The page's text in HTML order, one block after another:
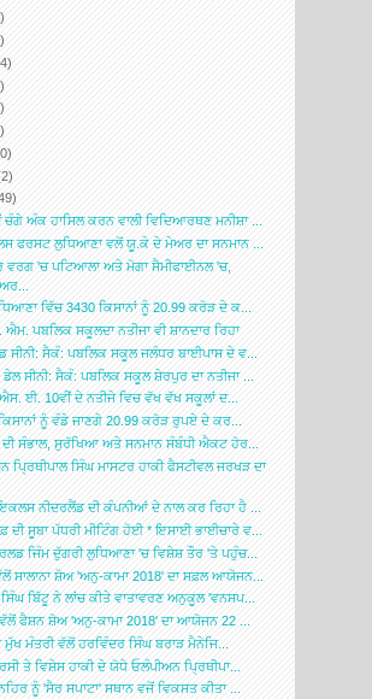
ਚੰਗੇ ਅੰਕ ਹਾਸਿਲ ਕਰਨ ਵਾਲੀ ਵਿਦਿਆਰਥਣ ਮਨੀਸ਼ਾ ...
ਫਰਸਟ ਲੁਧਿਆਣਾ ਵਲੋਂ ਯੂ.ਕੇ ਦੇ ਮੇਅਰ ਦਾ ਸਨਮਾਨ ...
ਵਰਗ 'ਚ ਪਟਿਆਲਾ ਅਤੇ ਮੋਗਾ ਸੈਮੀਫਾਈਨਲ 'ਚ,
ਵਿੱਚ 3430 ਕਿਸਾਨਾਂ ਨੂੰ 20.99 ਕਰੋੜ ਦੇ ਕ...
ਐਮ. ਪਬਲਿਕ ਸਕੂਲਦਾ ਨਤੀਜਾ ਵੀ ਸ਼ਾਨਦਾਰ ਰਿਹਾ
ਸੀਨੀ: ਸੈਕੰ: ਪਬਲਿਕ ਸਕੂਲ ਜਲੰਧਰ ਬਾਈਪਾਸ ਦੇ ਵ...
ਸੀਨੀ: ਸੈਕੰ: ਪਬਲਿਕ ਸਕੂਲ ਸ਼ੇਰਪੁਰ ਦਾ ਨਤੀਜਾ ...
ਐਸ. ਈ. 10ਵੀਂ ਦੇ ਨਤੀਜੇ ਵਿਚ ਵੱਖ ਵੱਖ ਸਕੂਲਾਂ ਦ...
ਨੂੰ ਵੰਡੇ ਜਾਣਗੇ 20.99 ਕਰੋੜ ਰੁਪਏ ਦੇ ਕਰ...
ਦੀ ਸੰਭਾਲ, ਸੁਰੱਖਿਆ ਅਤੇ ਸਨਮਾਨ ਸੰਬੰਧੀ ਐਕਟ ਹੋਰ...
ਪ੍ਰਿਥੀਪਾਲ ਸਿੰਘ ਮਾਸਟਰ ਹਾਕੀ ਫੈਸਟੀਵਲ ਜਰਖੜ ਦਾ
ਨੀਦਰਲੈਂਡ ਦੀ ਕੰਪਨੀਆਂ ਦੇ ਨਾਲ ਕਰ ਰਿਹਾ ਹੈ ...
ਦੀ ਸੂਬਾ ਪੱਧਰੀ ਮੀਟਿੰਗ ਹੋਈ * ਇਸਾਈ ਭਾਈਚਾਰੇ ਵ...
ਜਿੰਮ ਦੁੱਗਰੀ ਲੁਧਿਆਣਾ 'ਚ ਵਿਸ਼ੇਸ਼ ਤੌਰ 'ਤੇ ਪਹੁੰਚ...
ਸਾਲਾਨਾ ਸ਼ੋਅ 'ਅਨੁ-ਕਾਮਾ 2018' ਦਾ ਸਫ਼ਲ ਆਯੋਜਨ...
ਬਿੱਟੂ ਨੇ ਲਾਂਚ ਕੀਤੇ ਵਾਤਾਵਰਣ ਅਨੁਕੂਲ 'ਵਨਸਪ...
ਫੈਸ਼ਨ ਸ਼ੋਅ 'ਅਨੁ-ਕਾਮਾ 2018' ਦਾ ਆਯੋਜਨ 22 ...
ਮੁੱਖ ਮੰਤਰੀ ਵੱਲੋਂ ਹਰਵਿੰਦਰ ਸਿੰਘ ਬਰਾੜ ਮੈਨੇਜਿ...
ਤੇ ਵਿਸ਼ੇਸ ਹਾਕੀ ਦੇ ਯੋਧੇ ਓਲੰਪੀਅਨ ਪ੍ਰਿਥੀਪਾ...
ਨੂੰ 'ਸੈਰ ਸਪਾਟਾ' ਸਥਾਨ ਵਜੋਂ ਵਿਕਸਤ ਕੀਤਾ ...